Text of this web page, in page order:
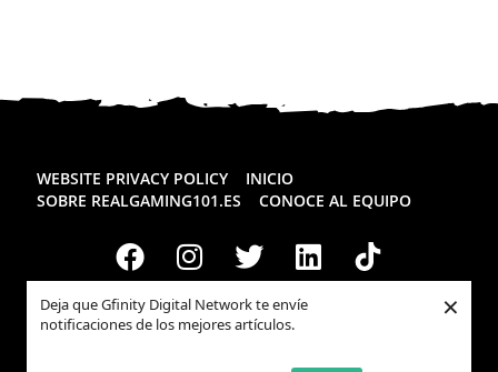
Deja que Gfinity Digital Network te envíe
notificaciones de los mejores artículos.
×
WEBSITE PRIVACY POLICY
INICIO
SOBRE REALGAMING101.ES
CONOCE AL EQUIPO
Todos los derechos reservadosRealgaming.es